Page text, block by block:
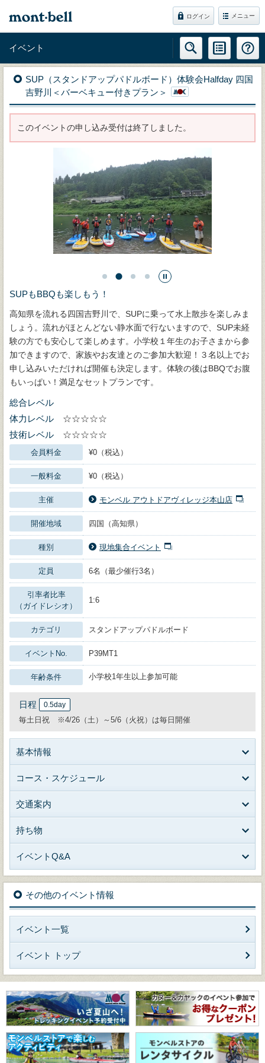
ログイン メニュー
イベント
SUP（スタンドアップパドルボード）体験会Halfday 四国
吉野川＜バーベキュー付きプラン＞
このイベントの申し込み受付は終了しました。
SUPもBBQも楽しもう！
高知県を流れる四国吉野川で、SUPに乗って水上散歩を楽しみま
しょう。流れがほとんどない静水面で行ないますので、SUP未経
験の方でも安心して楽しめます。小学校１年生のお子さまから参
加できますので、家族やお友達とのご参加大歓迎！３名以上でお
申し込みいただければ開催も決定します。体験の後はBBQでお腹
もいっぱい！満足なセットプランです。
総合レベル
体力レベル
☆☆☆☆☆
技術レベル
☆☆☆☆☆
会員料金 ¥0（税込）
一般料金 ¥0（税込）
主催 モンベル アウトドアヴィレッジ本山店
開催地域 四国（高知県）
種別 現地集合イベント
定員 6名（最少催行3名）
引率者比率
（ガイドレシオ）
1:6
カテゴリ スタンドアップパドルボード
イベントNo. P39MT1
年齢条件 小学校1年生以上参加可能
日程 0.5day
毎土日祝 ※4/26（土）～5/6（火祝）は毎日開催
基本情報
コース・スケジュール
交通案内
持ち物
イベントQ&A
その他のイベント情報
イベント一覧
イベント トップ